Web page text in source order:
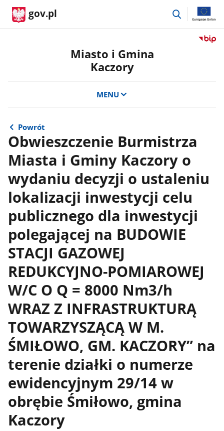
gov.pl
przejdź
Przejdź
Miasto i Gmina
Kaczory
MENU
Powrót
Obwieszczenie Burmistrza
Miasta i Gminy Kaczory o
wydaniu decyzji o ustaleniu
lokalizacji inwestycji celu
publicznego dla inwestycji
polegającej na BUDOWIE
STACJI GAZOWEJ
REDUKCYJNO-POMIAROWEJ
W/C O Q = 8000 Nm3/h
WRAZ Z INFRASTRUKTURĄ
TOWARZYSZĄCĄ W M.
ŚMIŁOWO, GM. KACZORY” na
terenie działki o numerze
ewidencyjnym 29/14 w
obrębie Śmiłowo, gmina
Kaczory